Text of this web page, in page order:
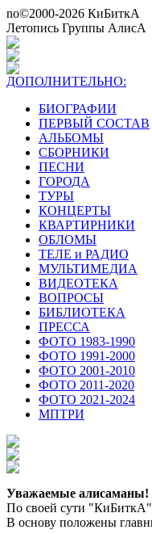
no©2000-2026 КиБиткА
Летопись Группы АлисА
ДОПОЛНИТЕЛЬНО:
БИОГРАФИИ
ПЕРВЫЙ СОСТАВ
АЛЬБОМЫ
СБОРНИКИ
ПЕСНИ
ГОРОДА
ТУРЫ
КОНЦЕРТЫ
КВАРТИРНИКИ
ОБЛОМЫ
ТЕЛЕ и РАДИО
МУЛЬТИМЕДИА
ВИДЕОТЕКА
ВОПРОСЫ
БИБЛИОТЕКА
ПРЕССА
ФОТО 1983-1990
ФОТО 1991-2000
ФОТО 2001-2010
ФОТО 2011-2020
ФОТО 2021-2024
МПТРИ
Уважаемые алисаманы!
По своей сути "КиБиткА"
В основу положены